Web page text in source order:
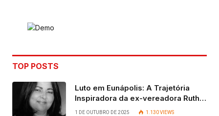
TOP POSTS
Luto em Eunápolis: A Trajetória
Inspiradora da ex-vereadora Ruth
Contadora
1 DE OUTUBRO DE 2025 1.130VIEWS